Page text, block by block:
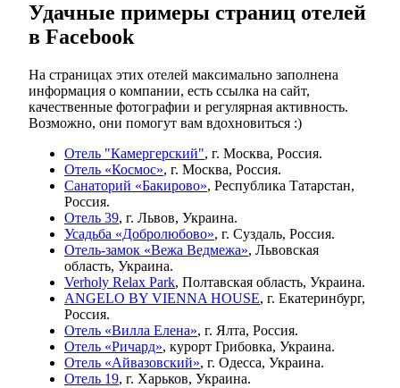
Удачные примеры страниц отелей
в Facebook
На страницах этих отелей максимально заполнена
информация о компании, есть ссылка на сайт,
качественные фотографии и регулярная активность.
Возможно, они помогут вам вдохновиться :)
Отель "Камергерский", г. Москва, Россия.
Отель «Космос», г. Москва, Россия.
Санаторий «Бакирово», Республика Татарстан,
Россия.
Отель 39, г. Львов, Украина.
Усадьба «Добролюбово», г. Суздаль, Россия.
Отель-замок «Вежа Ведмежа», Львовская
область, Украина.
Verholy Relax Park, Полтавская область, Украина.
ANGELO BY VIENNA HOUSE, г. Екатеринбург,
Россия.
Отель «Вилла Елена», г. Ялта, Россия.
Отель «Ричард», курорт Грибовка, Украина.
Отель «Айвазовский», г. Одесса, Украина.
Отель 19, г. Харьков, Украина.